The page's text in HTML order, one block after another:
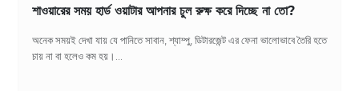
শাওয়ারের সময় হার্ড ওয়াটার আপনার চুল রুক্ষ করে দিচ্ছে না তো?
অনেক সময়ই দেখা যায় যে পানিতে সাবান, শ্যাম্পু, ডিটারজেন্ট এর ফেনা ভালোভাবে তৈরি হতে
চায় না বা হলেও কম হয়।...